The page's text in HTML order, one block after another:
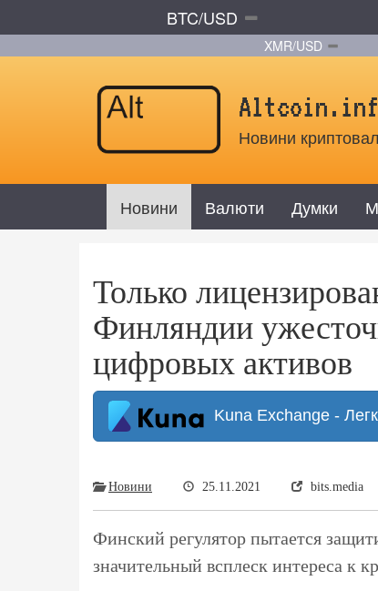
BTC/USD
XMR/USD
Новини
Новини Валюти Думки
Только
Финляндии
цифровых активов
Kuna Exchange -
Новини 25.11.2021 bits.media
Финский регулятор пытается
значительный всплеск интереса к